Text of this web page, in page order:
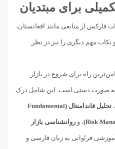
برای مبتدیان
فارکس از منابعی مانند افغانستان،
نکات مهم دیگری را نیز در نظر
راه برای شروع در بازار
به صورت دستی است. این شامل درک
، تحلیل فاندامنتال (Fundamental
، و روانشناسی بازار
فراوانی به زبان فارسی و